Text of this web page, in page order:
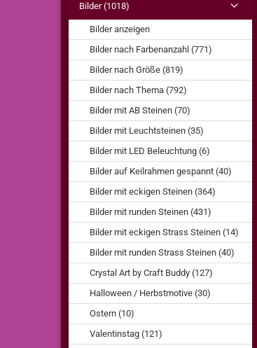
Bilder (1018)
Bilder anzeigen
Bilder nach Farbenanzahl (771)
Bilder nach Größe (819)
Bilder nach Thema (792)
Bilder mit AB Steinen (70)
Bilder mit Leuchtsteinen (35)
Bilder mit LED Beleuchtung (6)
Bilder auf Keilrahmen gespannt (40)
Bilder mit eckigen Steinen (364)
Bilder mit runden Steinen (431)
Bilder mit eckigen Strass Steinen (14)
Bilder mit runden Strass Steinen (40)
Crystal Art by Craft Buddy (127)
Halloween / Herbstmotive (30)
Ostern (10)
Valentinstag (121)